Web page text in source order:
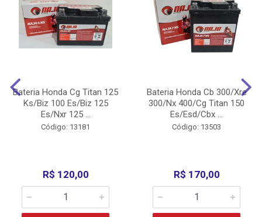
Bateria Honda Cg Titan 125
Ks/Biz 100 Es/Biz 125
Es/Nxr 125 ...
Código: 13181
R$ 120,00
Bateria Honda Cb 300/Xre
300/Nx 400/Cg Titan 150
Es/Esd/Cbx ...
Código: 13503
R$ 170,00